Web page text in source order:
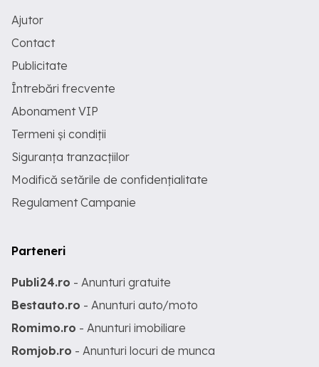
Ajutor
Contact
Publicitate
Întrebări frecvente
Abonament VIP
Termeni și condiții
Siguranța tranzacțiilor
Modifică setările de confidențialitate
Regulament Campanie
Parteneri
Publi24.ro - Anunturi gratuite
Bestauto.ro - Anunturi auto/moto
Romimo.ro - Anunturi imobiliare
Romjob.ro - Anunturi locuri de munca